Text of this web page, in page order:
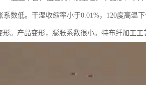
数低。干湿收缩率小于0.01%，120度高温下
。产品变形，膨胀系数很小。特布纤加工工